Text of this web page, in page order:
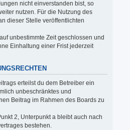
nicht einverstanden bist, so
nutzen. Für die Nutzung des
dieser Stelle veröffentlichten
unbestimmte Zeit geschlossen und
Einhaltung einer Frist jederzeit
erteilst du dem Betreiber ein
unbeschränktes und
Beitrag im Rahmen des Boards zu
2, Unterpunkt a bleibt auch nach
bestehen.